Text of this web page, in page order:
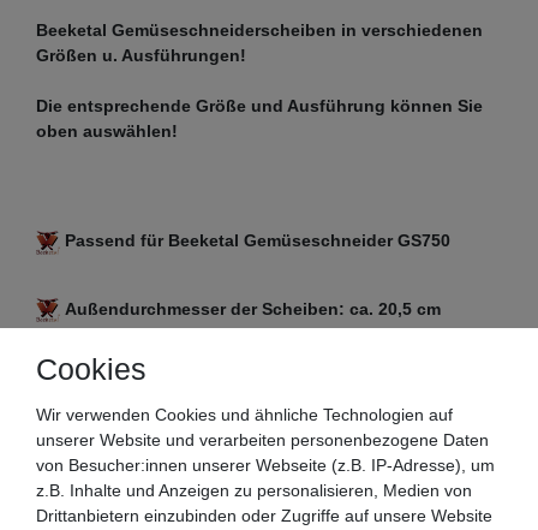
Beeketal Gemüseschneiderscheiben in verschiedenen
Größen u. Ausführungen!
Die entsprechende Größe und Ausführung können Sie
oben auswählen!
Passend für Beeketal Gemüseschneider GS750
Außendurchmesser der Scheiben: ca. 20,5 cm
Außendurchmesser der Aufnahme: ca. 2,6 cm
Vergleichen Sie vor dem Kauf unbedingt die o.g.
Abmessungen mit Ihrem vorhandenen
Gemüseschneider Modell
Cookies
Wir verwenden Cookies und ähnliche Technologien auf
unserer Website und verarbeiten personenbezogene Daten
von Besucher:innen unserer Webseite (z.B. IP-Adresse), um
z.B. Inhalte und Anzeigen zu personalisieren, Medien von
Drittanbietern einzubinden oder Zugriffe auf unsere Website